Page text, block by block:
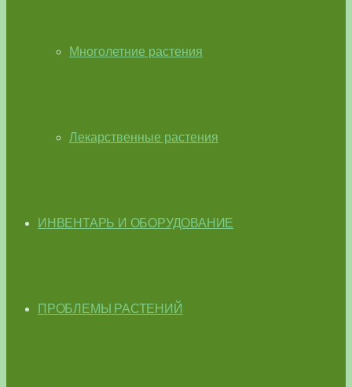
Многолетние растения
Лекарственные растения
ИНВЕНТАРЬ И ОБОРУДОВАНИЕ
ПРОБЛЕМЫ РАСТЕНИЙ